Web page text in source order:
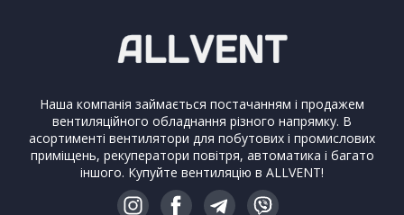
Наша компанія займається постачанням і продажем
вентиляційного обладнання різного напрямку. В
асортименті вентилятори для побутових і промислових
приміщень, рекуператори повітря, автоматика і багато
іншого. Купуйте вентиляцію в ALLVENT!